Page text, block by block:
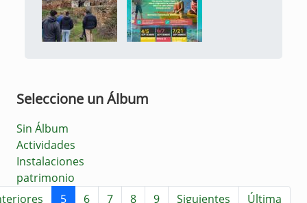
Seleccione un Álbum
Sin Álbum
Actividades
Instalaciones
patrimonio
5 6 7 8 9 Siguientes
Última